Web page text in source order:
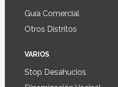
Guía Comercial
Otros Distritos
VARIOS
Stop Desahucios